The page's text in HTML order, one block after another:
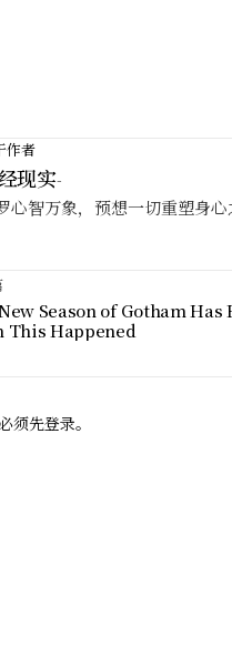
作者
现实-
心智万象，预想一切重塑身心
Season of Gotham Has
This Happened
须先登录。